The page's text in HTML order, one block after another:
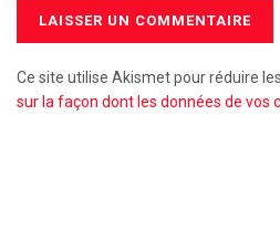
Ce site utilise Akismet pour réduire
sur la façon dont les données de